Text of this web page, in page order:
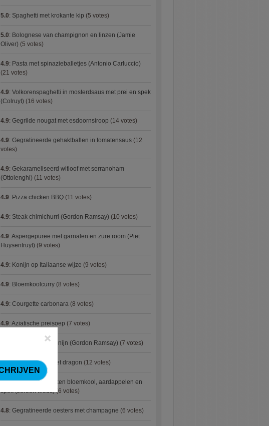
5.0: Spaghetti met krokante kip (5 votes)
5.0: Bolognese van champignon en linzen (Jamie
Oliver) (5 votes)
4.9: Pasta met spinazieballetjes (Antonio Carluccio)
(21 votes)
4.9: Volkorenspaghetti in mosterdsaus met prei en spek
(Colruyt) (16 votes)
4.9: Gegrilde nougat met esdoornsiroop (14 votes)
4.9: Gegratineerde gehaktballen in tomatensaus (12
votes)
4.9: Gekarameliseerd witloof met serranoham
(Ottolenghi) (11 votes)
4.9: Pizza chicken BBQ (11 votes)
4.9: Steak chimichurri (Gordon Ramsay) (10 votes)
4.9: Aspergepuree met garnalen en zure room (Piet
Huysentruyt) (9 votes)
4.9: Konijn op Italiaanse wijze (9 votes)
4.9: Bloemkoolcurry (8 votes)
4.9: Courgette carbonara (8 votes)
4.9: Aziatische preisoep (7 votes)
Fricassee van konijn (Gordon Ramsay) (7 votes)
4.8:Gestoofde kip met dragon (12 votes)
4.8:Zalm met gebakken bloemkool, aardappelen en
spek (Jeroen Meus)(6 votes)
4.8: Gegratineerde oesters met champagne (6 votes)
×